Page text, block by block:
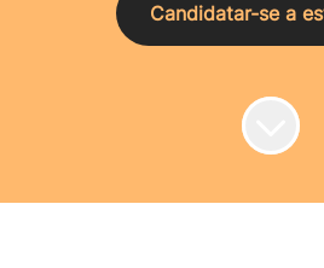
Candidatar-se a